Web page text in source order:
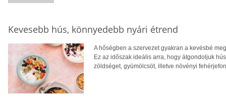
Kevesebb hús, könnyedebb nyári étrend
A hőségben a szervezet gyakran a kevésbé
Ez az időszak ideális arra, hogy átgondoljuk
zöldséget, gyümölcsöt, illetve növényi